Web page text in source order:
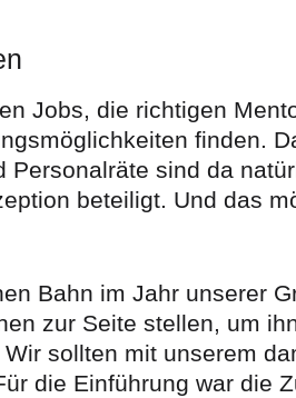
Jobs, die richtigen
finden.
Personalräte sind da
beteiligt. Und das
Bahn im Jahr unserer
zur Seite stellen, um
sollten mit unserem
die Einführung war die